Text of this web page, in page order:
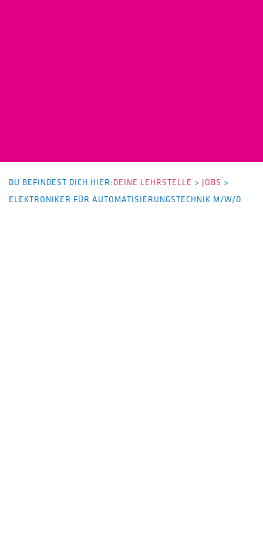
DU BEFINDEST DICH HIER:DEINE LEHRSTELLE > JOBS >
ELEKTRONIKER FÜR AUTOMATISIERUNGSTECHNIK M/W/D